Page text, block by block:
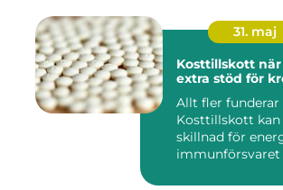
31. maj
Kosttillskott när behövs
extra stöd för
Allt fler funderar
Kosttillskott kan
skillnad för
immunförsvaret